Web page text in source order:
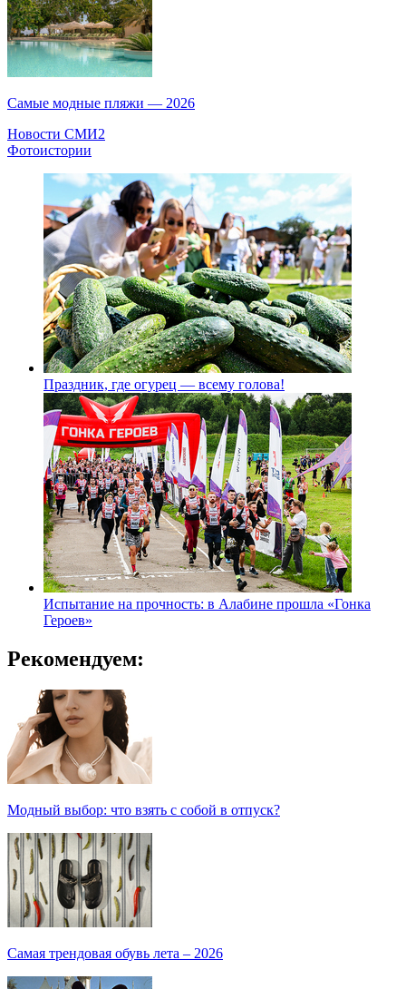
Самые модные пляжи — 2026
Новости СМИ2
Фотоистории
Праздник, где огурец — всему голова!
Испытание на прочность: в Алабине прошла «Гонка
Героев»
Рекомендуем:
Модный выбор: что взять с собой в отпуск?
Самая трендовая обувь лета – 2026